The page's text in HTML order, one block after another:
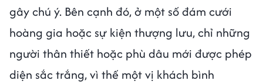
gây chú ý. Bên cạnh đó, ở một số đám cưới
hoàng gia hoặc sự kiện thượng lưu, chỉ những
người thân thiết hoặc phù dâu mới được phép
diện sắc trắng, vì thế một vị khách bình